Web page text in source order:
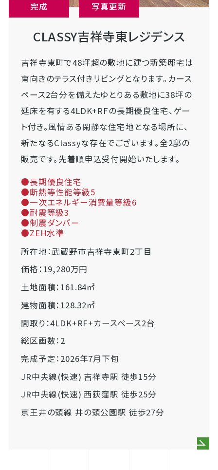
完成 写真更新
CLASSY吉祥寺東レジデンス
吉祥寺東町で48坪超の敷地に建つ新築邸宅は
南向きのテラス付きリビングとなります。カース
ペース2台分を備えたゆとりある敷地に38坪の
延床を有する4LDK+RFの長期優良住宅、ゲー
ト付き。風情ある閑静な住宅地となる場所に、
新たなるClassyな存在でございます。全2邸の
販売です。先着順申込受付開始いたします。
●長期優良住宅
●断熱等性能等級5
●一次エネルギー消費量等級6
●耐震等級3
●制震ダンパー
●ZEH水準
所在地：武蔵野市吉祥寺東町2丁目
価格：19,280万円
土地面積：161.84㎡
建物面積：128.32㎡
間取り：4LDK+RF+カースペース2台
総区画数：2
完成予定：2026年7月下旬
JR中央線(快速) 吉祥寺駅 徒歩15分
JR中央線(快速) 西荻窪駅 徒歩25分
京王井の頭線 井の頭公園駅 徒歩27分